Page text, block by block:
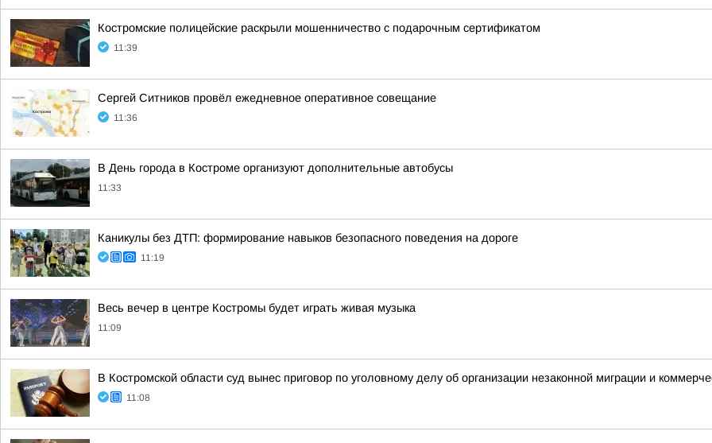
Костромские полицейские раскрыли мошенничество с подарочным сертификатом
11:39
Сергей Ситников провёл ежедневное оперативное совещание
11:36
В День города в Костроме организуют дополнительные автобусы
11:33
Каникулы без ДТП: формирование навыков безопасного поведения на дороге
11:19
Весь вечер в центре Костромы будет играть живая музыка
11:09
В Костромской области суд вынес приговор по уголовному делу об организации незаконной миграции и
11:08